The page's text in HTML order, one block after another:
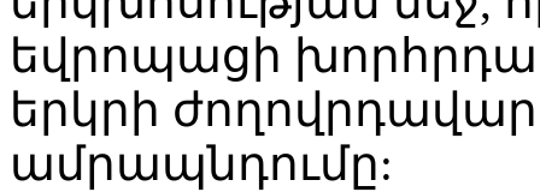
եվրոպացի
երկրի
ամրապնդումը: